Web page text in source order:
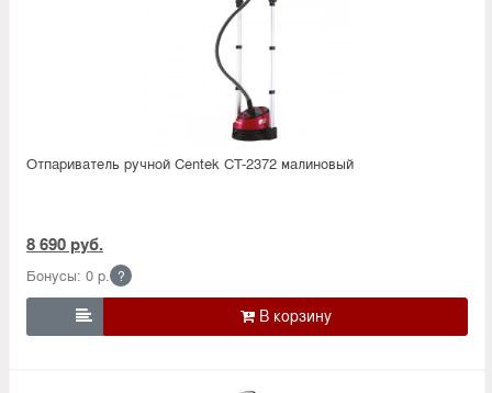
Отпариватель ручной Centek CT-2372 малиновый
8 690 руб.
Бонусы: 0 р. ?
